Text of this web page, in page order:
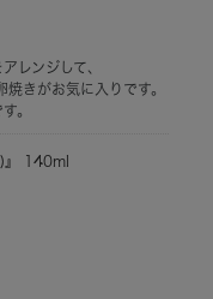
レンジして、
きがお気に入りです。
。
』 140ml